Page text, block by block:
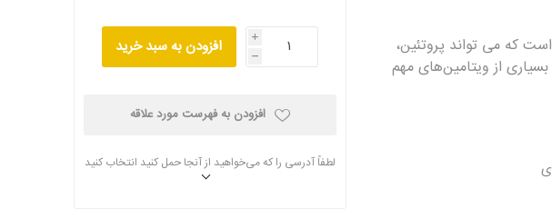
که می تواند پروتئین،
از ویتامین‌های مهم
i
h افزودن به سبد خرید
افزودن به فهرست مورد علاقه
لطفاً آدرسی را که می‌خواهید از آنجا حمل کنید انتخاب کنید